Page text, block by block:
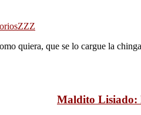
ZZZ
quiera, que se lo cargue la
Maldito Lisiado: